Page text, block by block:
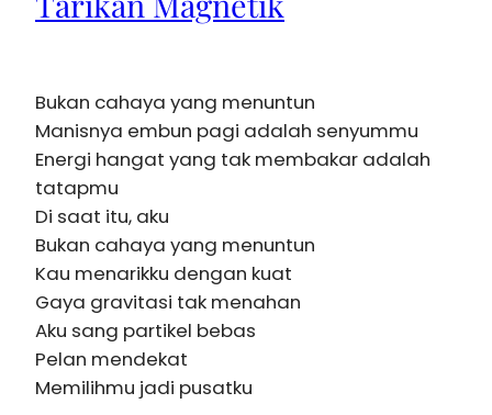
Bukan cahaya yang menuntun
Manisnya embun pagi adalah senyummu
Energi hangat yang tak membakar adalah
tatapmu
Di saat itu, aku
Bukan cahaya yang menuntun
Kau menarikku dengan kuat
Gaya gravitasi tak menahan
Aku sang partikel bebas
Pelan mendekat
Memilihmu jadi pusatku